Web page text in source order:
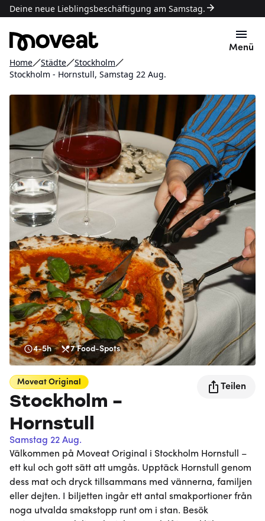
Deine neue Lieblingsbeschäftigung am Samstag.
Menü
Home Städte
Stockholm
Stockholm - Hornstull, Samstag 22 Aug.
4-5h 7 Food-Spots
Moveat Original
Stockholm -
Hornstull
Samstag 22 Aug.
Teilen
Välkommen på Moveat Original i Stockholm Hornstull –
ett kul och gott sätt att umgås. Upptäck Hornstull genom
dess mat och dryck tillsammans med vännerna, familjen
eller dejten. I biljetten ingår ett antal smakportioner från
noga utvalda smakstopp runt om i stan. Besök